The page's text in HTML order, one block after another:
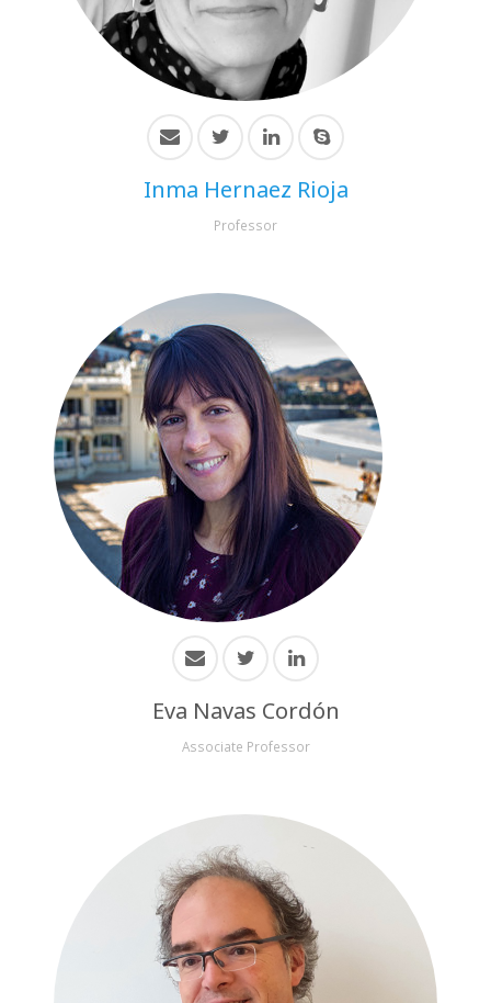
HiTZ zentroa
Inma Hernaez Rioja
Professor
Eva Navas Cordón
Associate Professor